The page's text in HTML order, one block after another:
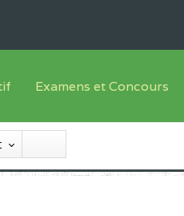
Sous système
Examens et Concours
Inscriptions
Liste des candidats